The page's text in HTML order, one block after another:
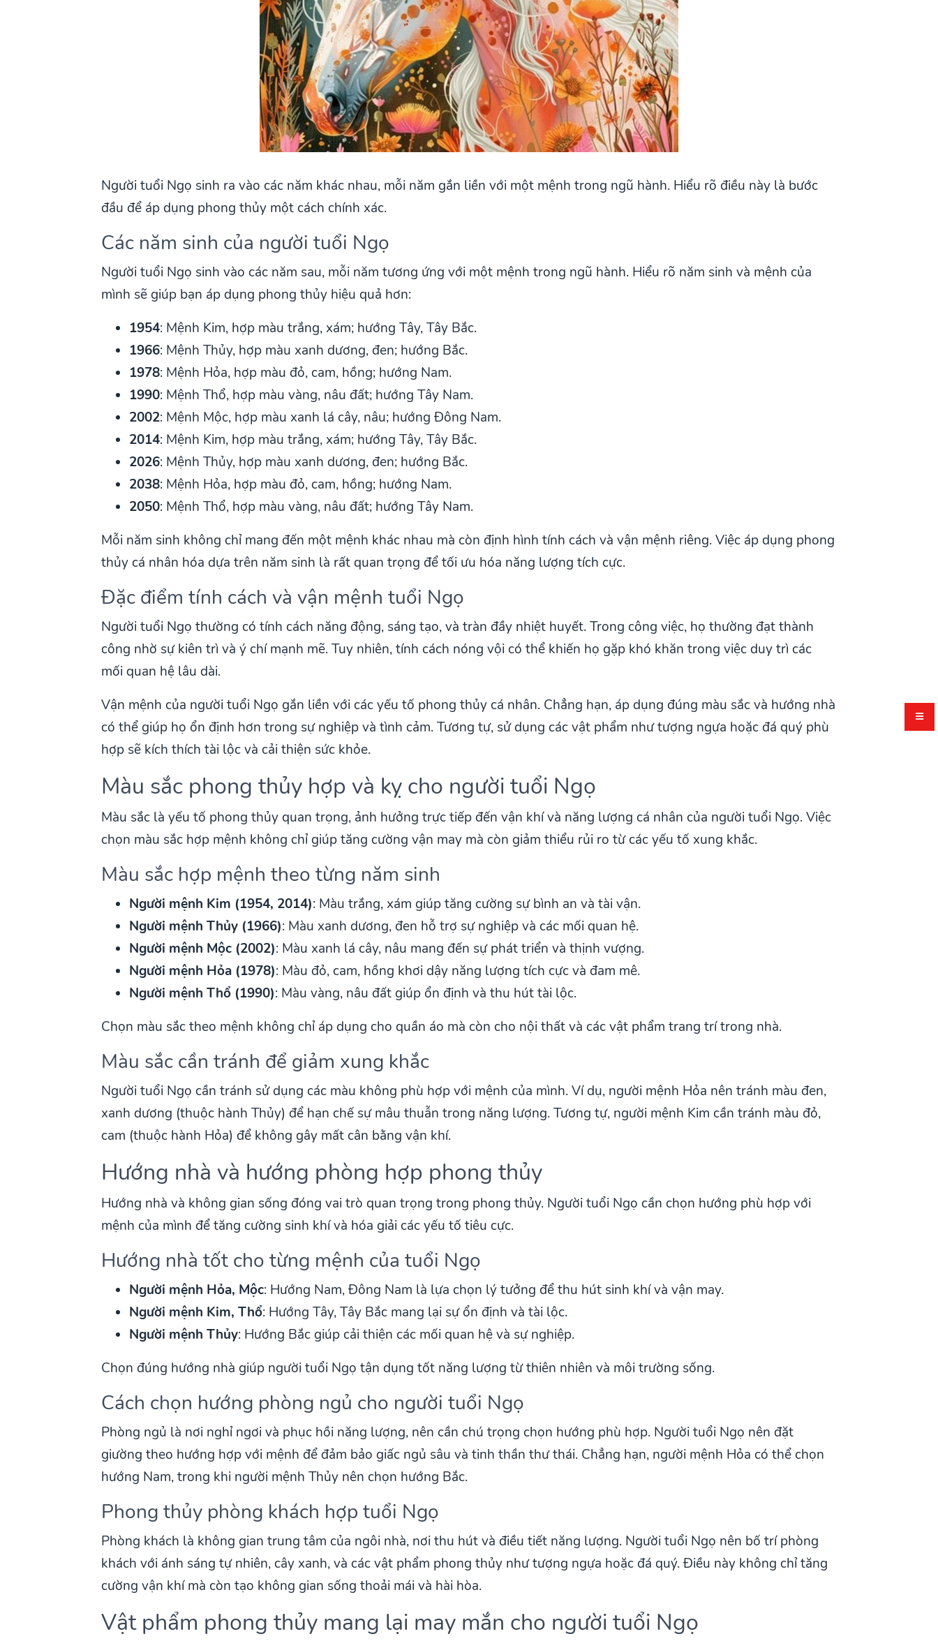
Người tuổi Ngọ sinh ra vào các năm khác nhau, mỗi năm gắn liền với một mệnh trong ngũ hành. Hiểu rõ điều này là bước
đầu để áp dụng phong thủy một cách chính xác.
Các năm sinh của người tuổi Ngọ
Người tuổi Ngọ sinh vào các năm sau, mỗi năm tương ứng với một mệnh trong ngũ hành. Hiểu rõ năm sinh và mệnh của
mình sẽ giúp bạn áp dụng phong thủy hiệu quả hơn:
1954: Mệnh Kim, hợp màu trắng, xám; hướng Tây, Tây Bắc.
1966: Mệnh Thủy, hợp màu xanh dương, đen; hướng Bắc.
1978: Mệnh Hỏa, hợp màu đỏ, cam, hồng; hướng Nam.
1990: Mệnh Thổ, hợp màu vàng, nâu đất; hướng Tây Nam.
2002: Mệnh Mộc, hợp màu xanh lá cây, nâu; hướng Đông Nam.
2014: Mệnh Kim, hợp màu trắng, xám; hướng Tây, Tây Bắc.
2026: Mệnh Thủy, hợp màu xanh dương, đen; hướng Bắc.
2038: Mệnh Hỏa, hợp màu đỏ, cam, hồng; hướng Nam.
2050: Mệnh Thổ, hợp màu vàng, nâu đất; hướng Tây Nam.
Mỗi năm sinh không chỉ mang đến một mệnh khác nhau mà còn định hình tính cách và vận mệnh riêng. Việc áp dụng phong
thủy cá nhân hóa dựa trên năm sinh là rất quan trọng để tối ưu hóa năng lượng tích cực.
Đặc điểm tính cách và vận mệnh tuổi Ngọ
Người tuổi Ngọ thường có tính cách năng động, sáng tạo, và tràn đầy nhiệt huyết. Trong công việc, họ thường đạt thành
công nhờ sự kiên trì và ý chí mạnh mẽ. Tuy nhiên, tính cách nóng vội có thể khiến họ gặp khó khăn trong việc duy trì các
mối quan hệ lâu dài.
Vận mệnh của người tuổi Ngọ gắn liền với các yếu tố phong thủy cá nhân. Chẳng hạn, áp dụng đúng màu sắc và hướng nhà
có thể giúp họ ổn định hơn trong sự nghiệp và tình cảm. Tương tự, sử dụng các vật phẩm như tượng ngựa hoặc đá quý phù
hợp sẽ kích thích tài lộc và cải thiện sức khỏe.
Màu sắc phong thủy hợp và kỵ cho người tuổi Ngọ
Màu sắc là yếu tố phong thủy quan trọng, ảnh hưởng trực tiếp đến vận khí và năng lượng cá nhân của người tuổi Ngọ. Việc
chọn màu sắc hợp mệnh không chỉ giúp tăng cường vận may mà còn giảm thiểu rủi ro từ các yếu tố xung khắc.
Màu sắc hợp mệnh theo từng năm sinh
Người mệnh Kim (1954, 2014): Màu trắng, xám giúp tăng cường sự bình an và tài vận.
Người mệnh Thủy (1966): Màu xanh dương, đen hỗ trợ sự nghiệp và các mối quan hệ.
Người mệnh Mộc (2002): Màu xanh lá cây, nâu mang đến sự phát triển và thịnh vượng.
Người mệnh Hỏa (1978): Màu đỏ, cam, hồng khơi dậy năng lượng tích cực và đam mê.
Người mệnh Thổ (1990): Màu vàng, nâu đất giúp ổn định và thu hút tài lộc.
Chọn màu sắc theo mệnh không chỉ áp dụng cho quần áo mà còn cho nội thất và các vật phẩm trang trí trong nhà.
Màu sắc cần tránh để giảm xung khắc
Người tuổi Ngọ cần tránh sử dụng các màu không phù hợp với mệnh của mình. Ví dụ, người mệnh Hỏa nên tránh màu đen,
xanh dương (thuộc hành Thủy) để hạn chế sự mâu thuẫn trong năng lượng. Tương tự, người mệnh Kim cần tránh màu đỏ,
cam (thuộc hành Hỏa) để không gây mất cân bằng vận khí.
Hướng nhà và hướng phòng hợp phong thủy
Hướng nhà và không gian sống đóng vai trò quan trọng trong phong thủy. Người tuổi Ngọ cần chọn hướng phù hợp với
mệnh của mình để tăng cường sinh khí và hóa giải các yếu tố tiêu cực.
Hướng nhà tốt cho từng mệnh của tuổi Ngọ
Người mệnh Hỏa, Mộc: Hướng Nam, Đông Nam là lựa chọn lý tưởng để thu hút sinh khí và vận may.
Người mệnh Kim, Thổ: Hướng Tây, Tây Bắc mang lại sự ổn định và tài lộc.
Người mệnh Thủy: Hướng Bắc giúp cải thiện các mối quan hệ và sự nghiệp.
Chọn đúng hướng nhà giúp người tuổi Ngọ tận dụng tốt năng lượng từ thiên nhiên và môi trường sống.
Cách chọn hướng phòng ngủ cho người tuổi Ngọ
Phòng ngủ là nơi nghỉ ngơi và phục hồi năng lượng, nên cần chú trọng chọn hướng phù hợp. Người tuổi Ngọ nên đặt
giường theo hướng hợp với mệnh để đảm bảo giấc ngủ sâu và tinh thần thư thái. Chẳng hạn, người mệnh Hỏa có thể chọn
hướng Nam, trong khi người mệnh Thủy nên chọn hướng Bắc.
Phong thủy phòng khách hợp tuổi Ngọ
Phòng khách là không gian trung tâm của ngôi nhà, nơi thu hút và điều tiết năng lượng. Người tuổi Ngọ nên bố trí phòng
khách với ánh sáng tự nhiên, cây xanh, và các vật phẩm phong thủy như tượng ngựa hoặc đá quý. Điều này không chỉ tăng
cường vận khí mà còn tạo không gian sống thoải mái và hài hòa.
Vật phẩm phong thủy mang lại may mắn cho người tuổi Ngọ